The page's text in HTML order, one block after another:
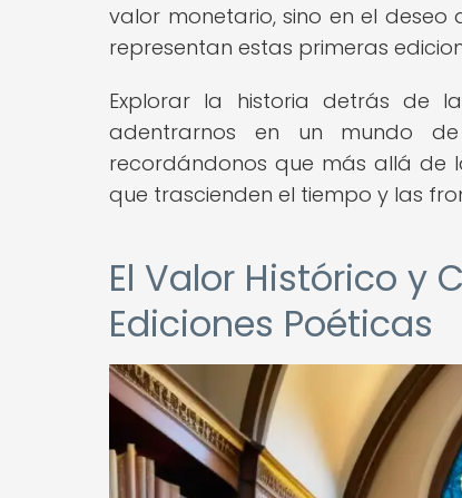
valor monetario, sino en el
representan estas primeras
Explorar la historia detrás de
adentrarnos en un mundo
recordándonos que más allá de
que trascienden el tiempo y las
El Valor Histórico y
Ediciones Poéticas